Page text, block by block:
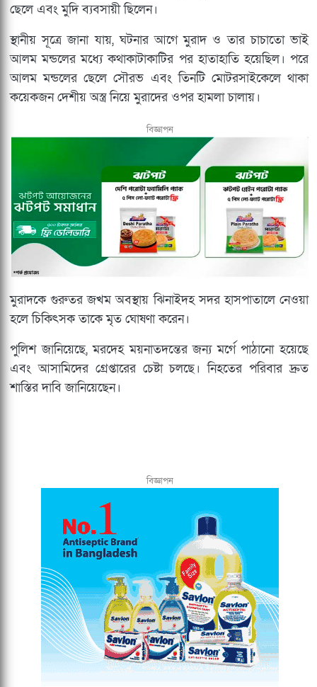
ছেলে এবং মুদি ব্যবসায়ী ছিলেন।
স্থানীয় সূত্রে জানা যায়, ঘটনার আগে মুরাদ ও তার চাচাতো ভাই
আলম মন্ডলের মধ্যে কথাকাটাকাটির পর হাতাহাতি হয়েছিল। পরে
আলম মন্ডলের ছেলে সৌরভ এবং তিনটি মোটরসাইকেলে থাকা
কয়েকজন দেশীয় অস্ত্র নিয়ে মুরাদের ওপর হামলা চালায়।
বিজ্ঞাপন
মুরাদকে গুরুতর জখম অবস্থায় ঝিনাইদহ সদর হাসপাতালে নেওয়া
হলে চিকিৎসক তাকে মৃত ঘোষণা করেন।
পুলিশ জানিয়েছে, মরদেহ ময়নাতদন্তের জন্য মর্গে পাঠানো হয়েছে
এবং আসামিদের গ্রেপ্তারের চেষ্টা চলছে। নিহতের পরিবার দ্রুত
শাস্তির দাবি জানিয়েছেন।
বিজ্ঞাপন